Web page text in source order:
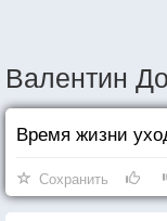
Валентин
Время жизни
Сохранить